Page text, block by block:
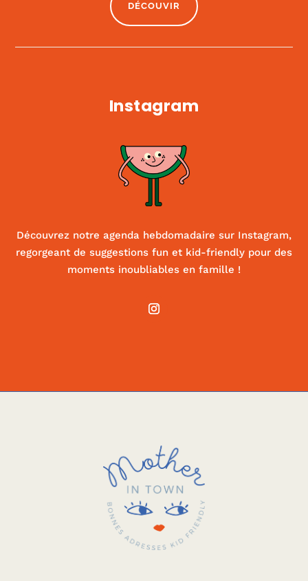
DÉCOUVIR
Instagram
Découvrez notre agenda hebdomadaire sur Instagram,
regorgeant de suggestions fun et kid-friendly pour des
moments inoubliables en famille !